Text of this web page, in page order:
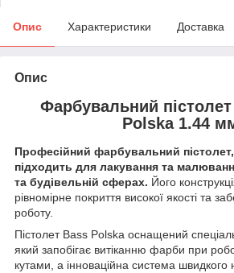
Опис Характеристики Доставка
Опис
Фарбувальний
Polska 1.44
Професійний фарбувальний
підходить для лакування та
та будівельній сферах. Його
рівномірне покриття високої якості та
роботу.
Пістолет Bass Polska оснащений
який запобігає витіканню фарби при
кутами, а інноваційна система